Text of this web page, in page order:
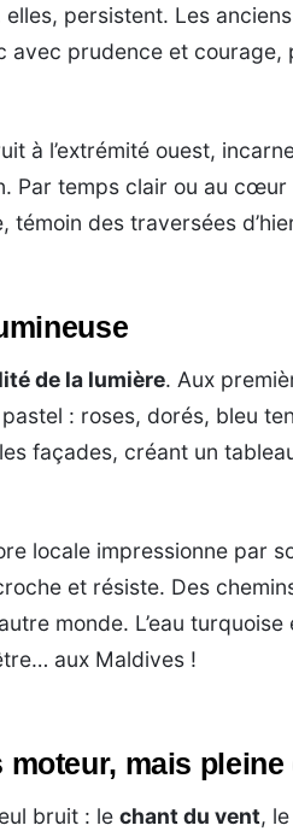
persistent. Les
avec prudence et
à l’extrémité ouest,
Par temps clair ou au
des traversées
de la lumière. Aux
: roses, dorés, bleu
façades, créant un
locale impressionne par
et résiste. Des
monde. L’eau
aux Maldives !
moteur, mais pleine
bruit : lechant du vent,